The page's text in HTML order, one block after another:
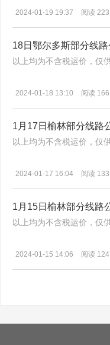
2024-01-19 19:37 阅读
18日鄂尔多斯部分线
以上均为不含税运价，仅
2024-01-18 13:10 阅读
1月17日榆林部分线路
以上均为不含税运价，仅
2024-01-17 16:04 阅读
1月15日榆林部分线路
以上均为不含税运价，仅
2024-01-15 14:06 阅读